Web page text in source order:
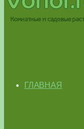
ГЛАВНАЯ